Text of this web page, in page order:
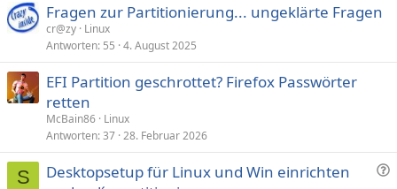
Fragen zur Partitionierung... ungeklärte Fragen
cr@zy Linux
Antworten 55 4. August 2025
EFI Partition geschrottet? Firefox Passwörter
retten
McBain86 Linux
Antworten 37 28. Februar 2026
S
F
Desktopsetup für Linux und Win einrichten